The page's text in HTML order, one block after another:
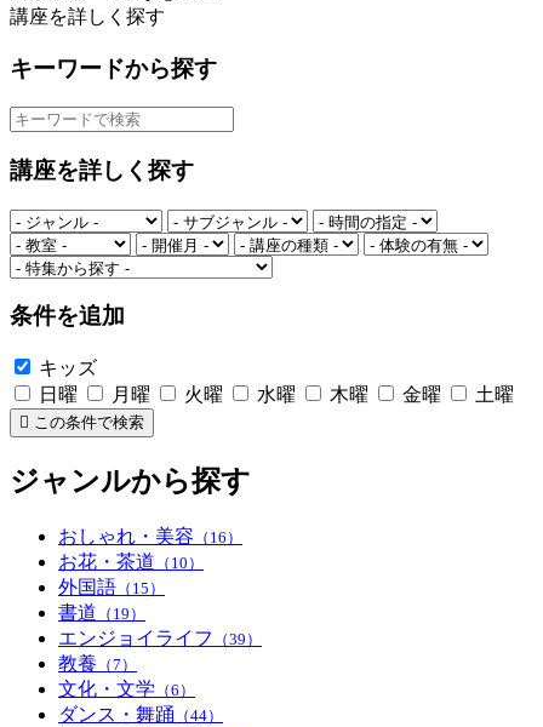
講座を詳しく探す
キーワードから探す
講座を詳しく探す
条件を追加
キッズ
日曜
月曜 火曜 水曜 木曜 金曜 土曜
この条件で検索
ジャンルから探す
おしゃれ・美容 （16）
お花・茶道 （10）
外国語 （15）
書道 （19）
エンジョイライフ （39）
教養 （7）
文化・文学 （6）
ダンス・舞踊 （44）